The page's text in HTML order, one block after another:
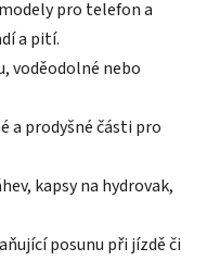
pro telefon a
a pití.
voděodolné nebo
a prodyšné části pro
kapsy na hydrovak,
posunu při jízdě či